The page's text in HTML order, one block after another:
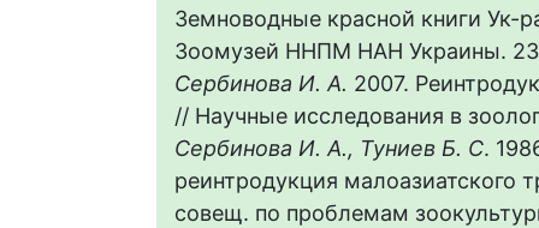
Земноводные красной книги Ук-
Зоомузей ННПМ НАН Украины.
Сербинова И. А. 2007.
// Научные исследования в
Сербинова И. А., Туниев Б. С.
реинтродукция малоазиатского
совещ. по проблемам